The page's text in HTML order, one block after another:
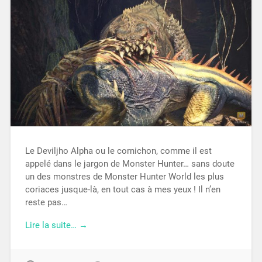
Le Deviljho Alpha ou le cornichon, comme il est
appelé dans le jargon de Monster Hunter… sans doute
un des monstres de Monster Hunter World les plus
coriaces jusque-là, en tout cas à mes yeux ! Il n’en
reste pas…
Lire la suite… →